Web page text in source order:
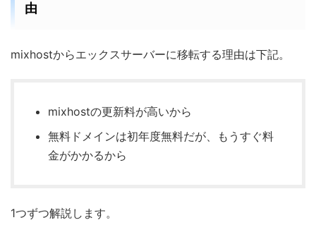
由
mixhostからエックスサーバーに移転する理由は下記。
mixhostの更新料が高いから
無料ドメインは初年度無料だが、もうすぐ料
金がかかるから
1つずつ解説します。